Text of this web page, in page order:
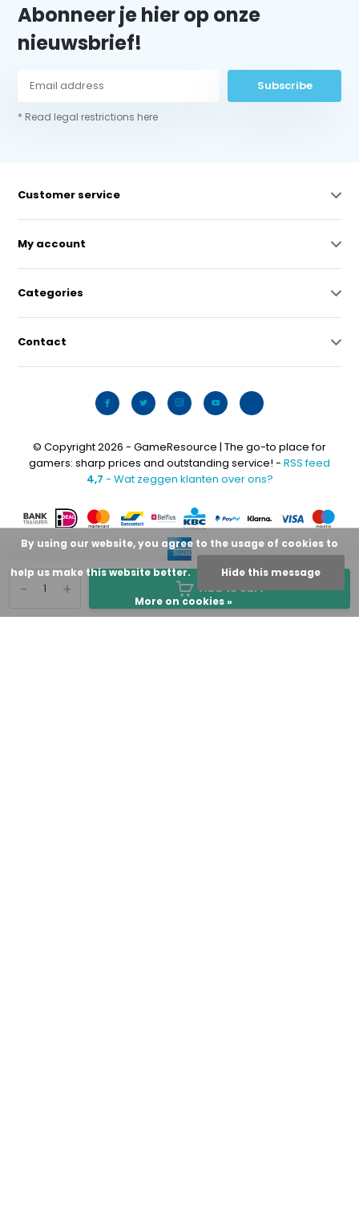
+
- Add to cart
Abonneer je hier op onze
nieuwsbrief!
Subscribe
* Read legal restrictions here
Customer service
My account
Categories
Contact
© Copyright 2026 - GameResource | The go-to place for
gamers: sharp prices and outstanding service! - RSS feed
4,7 - Wat zeggen klanten over ons?
By using our website, you agree to the usage of cookies to
help us make this website better. Hide this message
More on cookies »